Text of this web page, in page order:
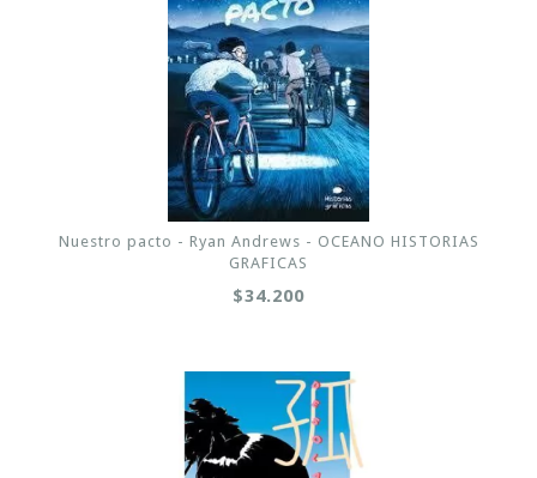
Nuestro pacto - Ryan Andrews - OCEANO HISTORIAS
GRAFICAS
$34.200